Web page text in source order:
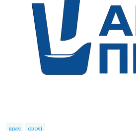
врач овочі